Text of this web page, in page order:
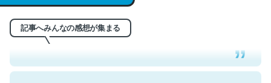
記事へみんなの感想が集まる
れ好き。Let’s Fucking Go. Then Covid hit. Shit.
─今のこの状況が信じられるかい？ by ラーズ・ヌートバー